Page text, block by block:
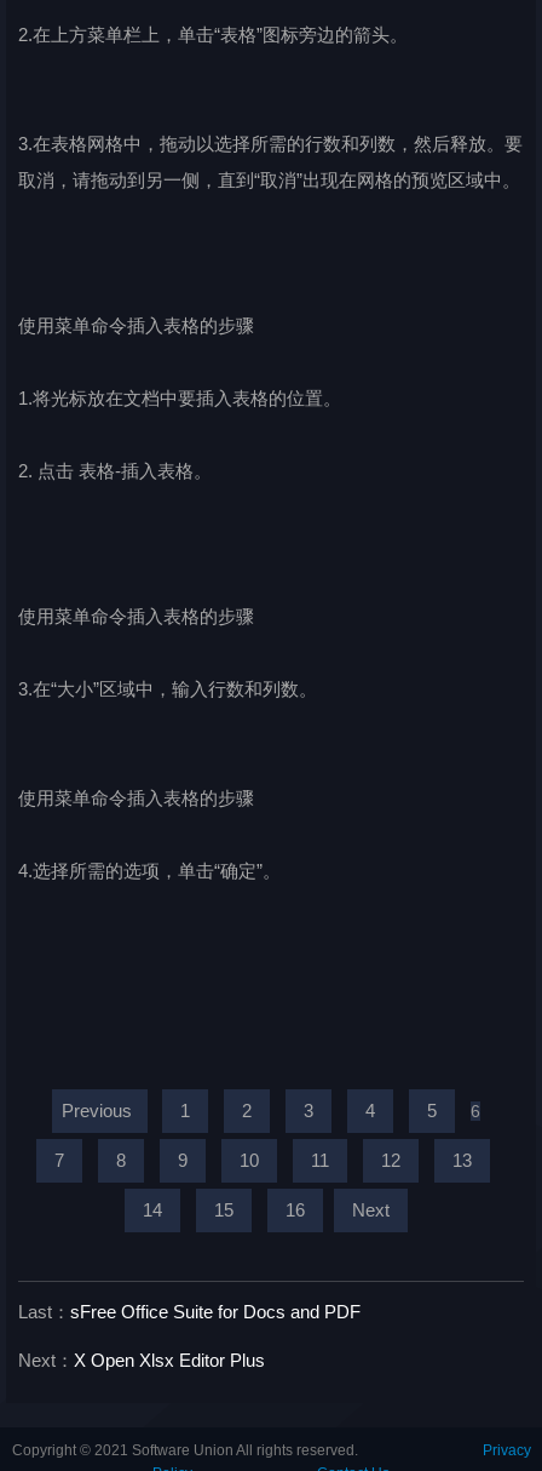
2.在上方菜单栏上，单击“表格”图标旁边的箭头。
3.在表格网格中，拖动以选择所需的行数和列数，然后释放。要
取消，请拖动到另一侧，直到“取消”出现在网格的预览区域中。
使用菜单命令插入表格的步骤
1.将光标放在文档中要插入表格的位置。
2. 点击 表格-插入表格。
使用菜单命令插入表格的步骤
3.在“大小”区域中，输入行数和列数。
使用菜单命令插入表格的步骤
4.选择所需的选项，单击“确定”。
Previous 1 2 3 4 5 6
7 8 9 10 11 12 13
14 15 16 Next
Last： sFree Office Suite for Docs and PDF
Next： X Open Xlsx Editor Plus
Copyright © 2021 Software Union All rights reserved.
Privacy